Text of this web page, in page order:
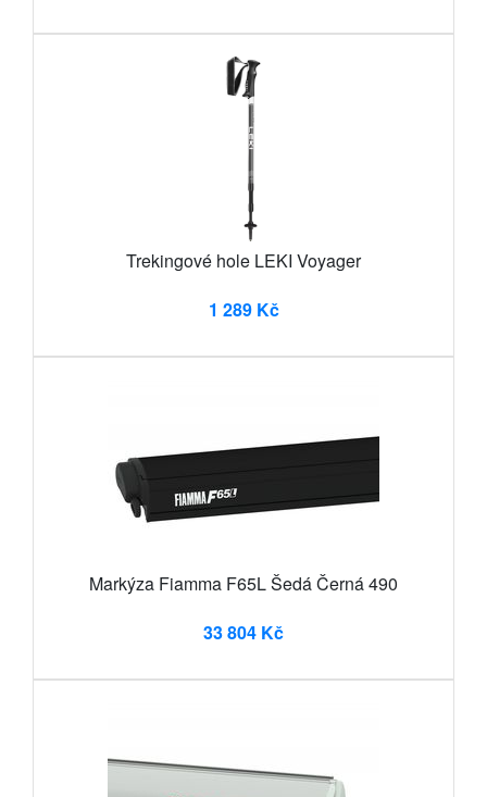
Trekingové hole LEKI Voyager
1 289 Kč
Markýza Fiamma F65L Šedá Černá 490
33 804 Kč